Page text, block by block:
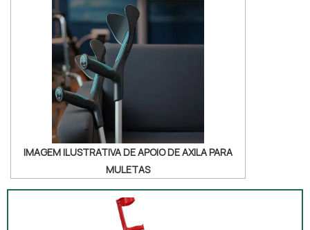
IMAGEM ILUSTRATIVA DE APOIO DE AXILA PARA
MULETAS